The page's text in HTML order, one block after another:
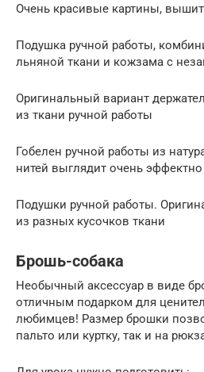
Очень красивые картины,
Подушка ручной работы,
льняной ткани и кожзама с
Оригинальный вариант
из ткани ручной работы
Гобелен ручной работы из
нитей выглядит очень эффектно
Подушки ручной работы.
из разных кусочков ткани
Брошь-собака
Необычный аксессуар в виде
отличным подарком для
любимцев! Размер брошки
пальто или куртку, так и на